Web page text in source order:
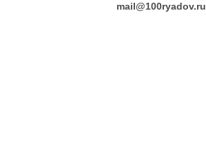
mail@100ryadov.ru